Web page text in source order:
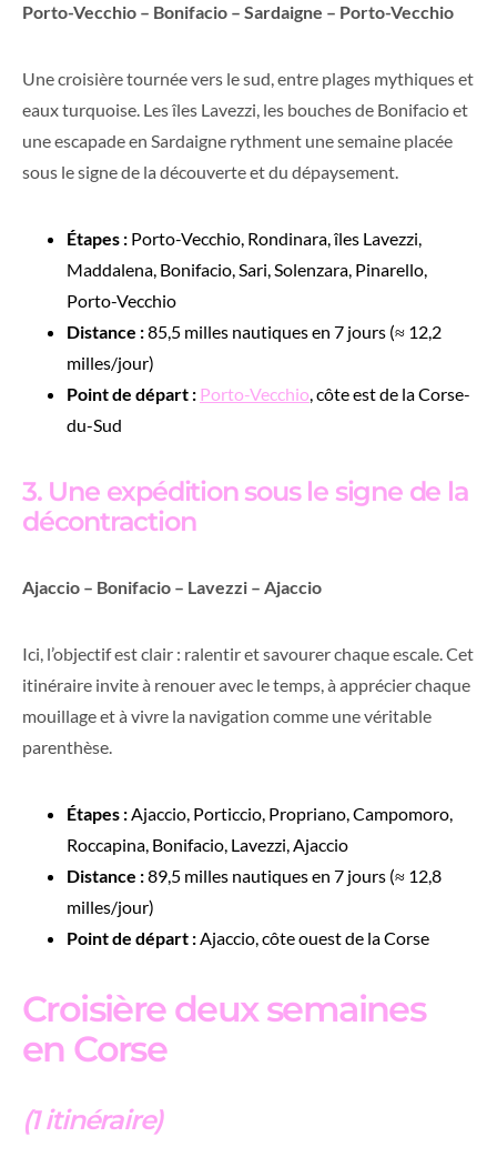
Porto-Vecchio – Bonifacio – Sardaigne – Porto-Vecchio
Une croisière tournée vers le sud, entre plages mythiques et
eaux turquoise. Les îles Lavezzi, les bouches de Bonifacio et
une escapade en Sardaigne rythment une semaine placée
sous le signe de la découverte et du dépaysement.
Étapes : Porto-Vecchio, Rondinara, îles Lavezzi,
Maddalena, Bonifacio, Sari, Solenzara, Pinarello,
Porto-Vecchio
Distance :85,5 milles nautiques en 7 jours (≈ 12,2
milles/jour)
Point de départ : Porto-Vecchio, côte est de la Corse-
du-Sud
3. Une expédition sous le signe de la
décontraction
Ajaccio – Bonifacio – Lavezzi – Ajaccio
Ici, l’objectif est clair : ralentir et savourer chaque escale. Cet
itinéraire invite à renouer avec le temps, à apprécier chaque
mouillage et à vivre la navigation comme une véritable
parenthèse.
Étapes :Ajaccio, Porticcio, Propriano, Campomoro,
Roccapina, Bonifacio, Lavezzi, Ajaccio
Distance :89,5 milles nautiques en 7 jours (≈ 12,8
milles/jour)
Point de départ :Ajaccio, côte ouest de la Corse
Croisière deux semaines
en Corse
(1 itinéraire)